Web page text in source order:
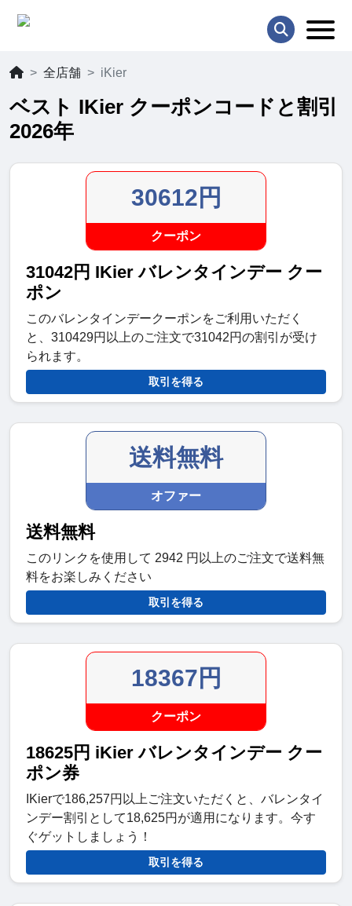
全店舗 iKier
ベスト IKier クーポンコードと割引
2026年
30612円
クーポン
31042円 IKier バレンタインデー クー
ポン
このバレンタインデークーポンをご利用いただく
と、310429円以上のご注文で31042円の割引が受け
られます。
取引を得る
送料無料
オファー
送料無料
このリンクを使用して 2942 円以上のご注文で送料無
料をお楽しみください
取引を得る
18367円
クーポン
18625円 iKier バレンタインデー クー
ポン券
IKierで186,257円以上ご注文いただくと、バレンタイ
ンデー割引として18,625円が適用になります。今す
ぐゲットしましょう！
取引を得る